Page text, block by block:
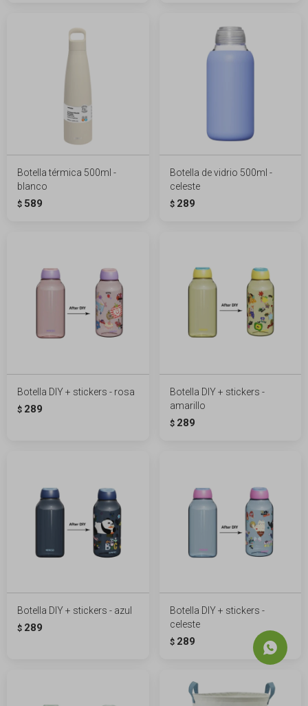
Botella térmica 500ml -
blanco
$ 589
Botella de vidrio 500ml -
celeste
$ 289
Botella DIY + stickers - rosa
$ 289
Botella DIY + stickers -
amarillo
$ 289
Botella DIY + stickers - azul
$ 289
Botella DIY + stickers -
celeste
$ 289